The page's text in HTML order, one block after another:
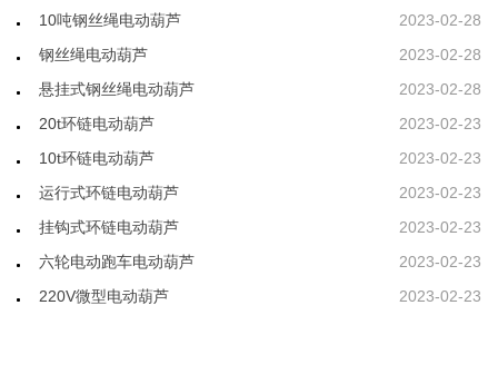
2023-02-28
10吨钢丝绳电动葫芦
2023-02-28
钢丝绳电动葫芦
2023-02-28
悬挂式钢丝绳电动葫芦
2023-02-23
20t环链电动葫芦
2023-02-23
10t环链电动葫芦
2023-02-23
运行式环链电动葫芦
2023-02-23
挂钩式环链电动葫芦
2023-02-23
六轮电动跑车电动葫芦
2023-02-23
220V微型电动葫芦